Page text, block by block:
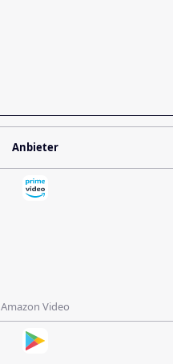
Anbieter
Amazon Video